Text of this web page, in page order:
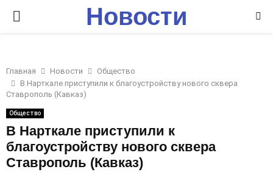
P
I
M
A
Новости
Главная Новости
Общество
В Нарткале приступили к благоустройству нового сквера
Ставрополь (Кавказ)
Общество
В Нарткале приступили к
благоустройству нового сквера
Ставрополь (Кавказ)